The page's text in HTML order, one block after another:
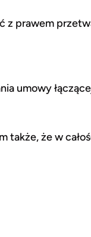
prawem
umowy
także, że w